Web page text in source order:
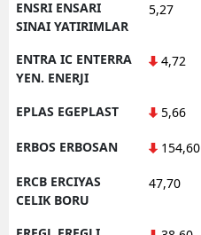
ENSRI ENSARI
SINAI YATIRIMLAR
5,27
ENTRA IC ENTERRA
YEN. ENERJI
4,72
EPLAS EGEPLAST 5,66
ERBOS ERBOSAN 154,60
ERCB ERCIYAS
CELIK BORU
47,70